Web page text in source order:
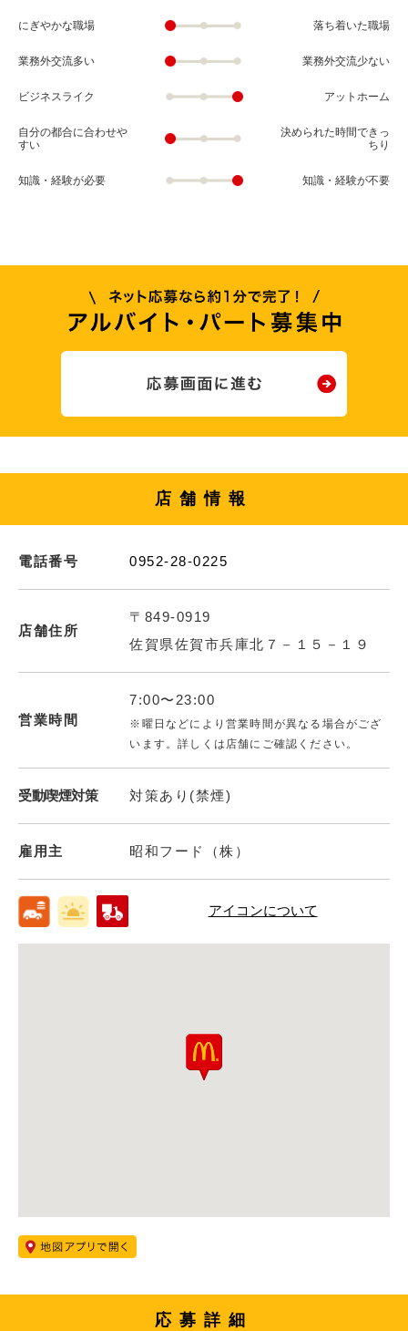
にぎやかな職場 落ち着いた職場
業務外交流多い 業務外交流少ない
ビジネスライク アットホーム
自分の都合に合わせや
すい
決められた時間できっ
ちり
知識・経験が必要 知識・経験が不要
店舗情報
電話番号 0952-28-0225
店舗住所
〒849-0919
佐賀県佐賀市兵庫北７－１５－１９
営業時間
7:00〜23:00
※曜日などにより営業時間が異なる場合がござ
います。詳しくは店舗にご確認ください。
受動喫煙対策 対策あり(禁煙)
雇用主 昭和フード（株）
アイコンについて
応募詳細